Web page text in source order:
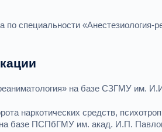
по специальности
на базе СЗГМУ им.
наркотических средств,
на базе ПСПбГМУ им. акад. И.П.